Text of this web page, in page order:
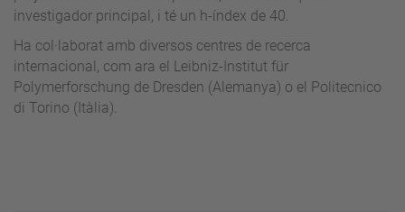
investigador principal, i té un h-índex de 40.
Ha col·laborat amb diversos centres de recerca
internacional, com ara el Leibniz-Institut für
Polymerforschung de Dresden (Alemanya) o el Politecnico
di Torino (Itàlia).